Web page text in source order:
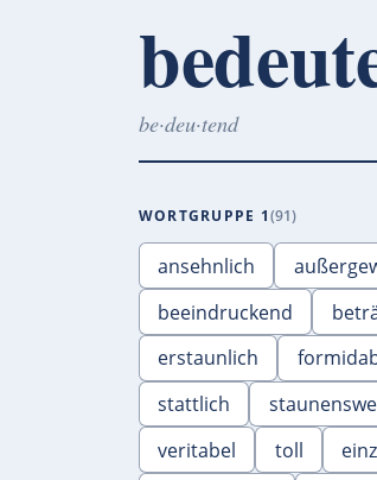
be·deu·tend
WORTGRUPPE 1 91
ansehnlich
beeindruckend
erstaunlich
stattlich
veritabel
toll